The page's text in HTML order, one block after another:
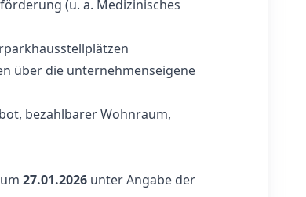
(u. a. Medizinisches
über die unternehmenseigene
bezahlbarer Wohnraum,
27.01.2026 unter Angabe der